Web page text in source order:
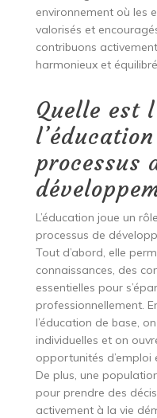
environnement où les
valorisés et
contribuons
harmonieux et équilibré.
Quelle est
processus
L’éducation joue un
processus de
Tout d’abord, elle
connaissances, des
essentielles pour
professionnellement.
l’éducation de base,
individuelles et on
opportunités d’emploi
De plus, une
pour prendre des
activement à la vie